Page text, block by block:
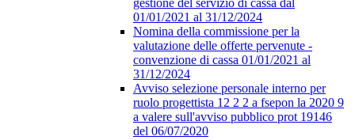
gestione del servizio di cassa dal
01/01/2021 al 31/12/2024
Nomina della commissione per la
valutazione delle offerte pervenute -
convenzione di cassa 01/01/2021 al
31/12/2024
Avviso selezione personale interno per
ruolo progettista 12 2 2 a fsepon la 2020 9
a valere sull'avviso pubblico prot 19146
del 06/07/2020